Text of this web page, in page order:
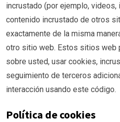
incrustado (por ejemplo, videos,
contenido incrustado de otros
exactamente de la misma
otro sitio web. Estos sitios web
sobre usted, usar cookies,
seguimiento de terceros
interacción usando este código.
Política de cookies